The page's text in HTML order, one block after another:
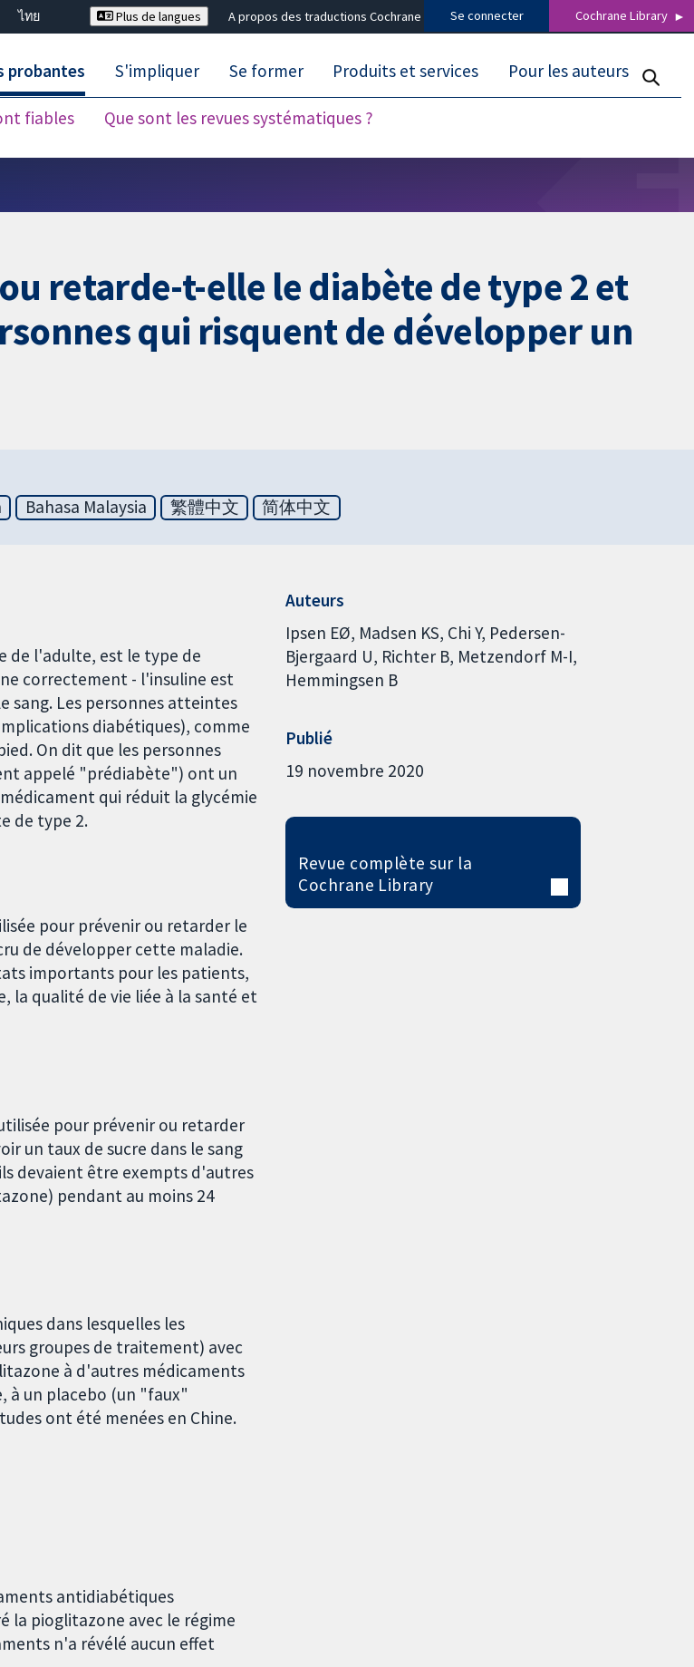
ไทย
Plus de langues A propos des traductions Cochrane Se connecter Cochrane Library
probantes
fiables Que sont les revues systématiques ?
S'impliquer Se former Produits et services Pour les auteurs
retarde-t-elle le diabète de type 2 et
qui risquent de développer un
Bahasa Malaysia 繁體中文 简体中文
de l'adulte, est le type de
correctement - l'insuline est
sang. Les personnes atteintes
diabétiques), comme
On dit que les personnes
appelé "prédiabète") ont un
qui réduit la glycémie
de type 2.
pour prévenir ou retarder le
de développer cette maladie.
importants pour les patients,
la qualité de vie liée à la santé et
pour prévenir ou retarder
un taux de sucre dans le sang
devaient être exempts d'autres
pendant au moins 24
dans lesquelles les
groupes de traitement) avec
à d'autres médicaments
à un placebo (un "faux"
ont été menées en Chine.
antidiabétiques
la pioglitazone avec le régime
n'a révélé aucun effet
Auteurs
Ipsen EØ Madsen KS Chi Y Pedersen-
Bjergaard U Richter B Metzendorf M-I
Hemmingsen B
Publié
19 novembre 2020
Revue complète sur la
Cochrane Library